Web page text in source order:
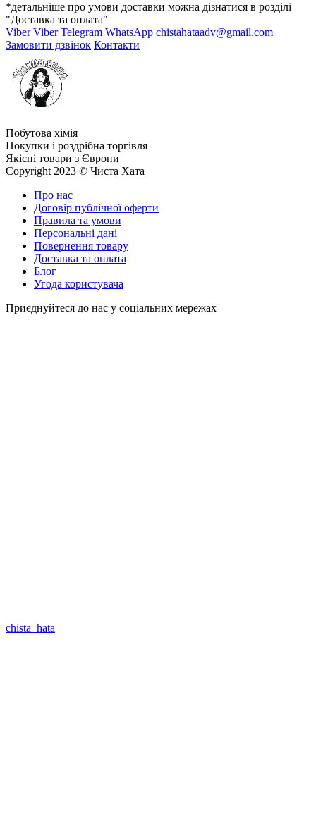
*детальніше про умови доставки можна дізнатися в розділі
"Доставка та оплата"
Viber Viber Telegram WhatsApp chistahataadv@gmail.com
Замовити дзвінок Контакти
Побутова хімія
Покупки і роздрібна торгівля
Якісні товари з Європи
Copyright 2023 © Чиста Хата
Про нас
Договір публічної оферти
Правила та умови
Персональні дані
Повернення товару
Доставка та оплата
Блог
Угода користувача
Приєднуйтеся до нас у соціальних мережах
chista_hata